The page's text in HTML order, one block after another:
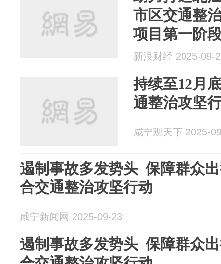
市区交通整
项目第一阶
新浪财经 2025-09-
持续至12月
通整治攻坚
咸宁观天下 2025-
遏制事故多发势头 保障群众
合交通整治攻坚行动
咸宁新闻网 2025-09-23
遏制事故多发势头 保障群众